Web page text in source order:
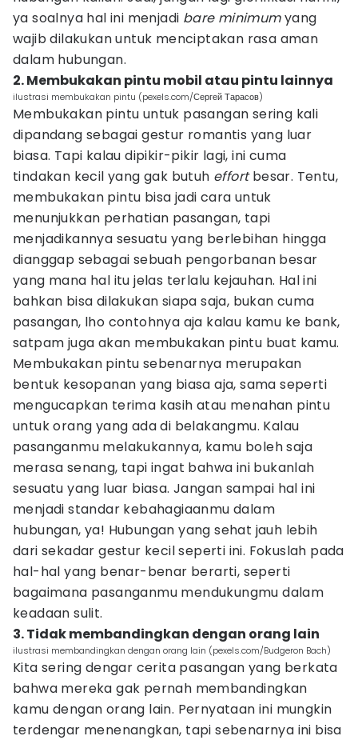
ya soalnya hal ini menjadi bare minimumyang
wajib dilakukan untuk menciptakan rasa aman
dalam hubungan.
2. Membukakan pintu mobil atau pintu lainnya
ilustrasi membukakan pintu (pexels.com/Сергей Тарасов)
Membukakan pintu untuk pasangan sering kali
dipandang sebagai gestur romantis yang luar
biasa. Tapi kalau dipikir-pikir lagi, ini cuma
tindakan kecil yang gak butuh effortbesar. Tentu,
membukakan pintu bisa jadi cara untuk
menunjukkan perhatian pasangan, tapi
menjadikannya sesuatu yang berlebihan hingga
dianggap sebagai sebuah pengorbanan besar
yang mana hal itu jelas terlalu kejauhan. Hal ini
bahkan bisa dilakukan siapa saja, bukan cuma
pasangan, lho contohnya aja kalau kamu ke bank,
satpam juga akan membukakan pintu buat kamu.
Membukakan pintu sebenarnya merupakan
bentuk kesopanan yang biasa aja, sama seperti
mengucapkan terima kasih atau menahan pintu
untuk orang yang ada di belakangmu. Kalau
pasanganmu melakukannya, kamu boleh saja
merasa senang, tapi ingat bahwa ini bukanlah
sesuatu yang luar biasa. Jangan sampai hal ini
menjadi standar kebahagiaanmu dalam
hubungan, ya! Hubungan yang sehat jauh lebih
dari sekadar gestur kecil seperti ini. Fokuslah pada
hal-hal yang benar-benar berarti, seperti
bagaimana pasanganmu mendukungmu dalam
keadaan sulit.
3. Tidak membandingkan dengan orang lain
ilustrasi membandingkan dengan orang lain (pexels.com/Budgeron Bach)
Kita sering dengar cerita pasangan yang berkata
bahwa mereka gak pernah membandingkan
kamu dengan orang lain. Pernyataan ini mungkin
terdengar menenangkan, tapi sebenarnya ini bisa